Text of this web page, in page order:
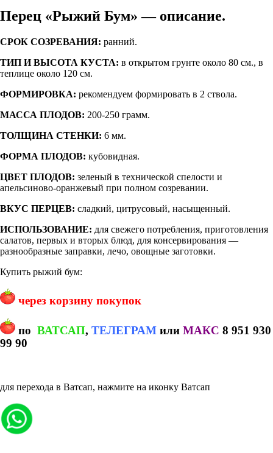
Перец «Рыжий Бум» — описание.
СРОК СОЗРЕВАНИЯ: ранний.
ТИП И ВЫСОТА КУСТА: в открытом грунте около 80 см., в
теплице около 120 см.
ФОРМИРОВКА: рекомендуем формировать в 2 ствола.
МАССА ПЛОДОВ: 200-250 грамм.
ТОЛЩИНА СТЕНКИ: 6 мм.
ФОРМА ПЛОДОВ: кубовидная.
ЦВЕТ ПЛОДОВ: зеленый в технической спелости и
апельсиново-оранжевый при полном созревании.
ВКУС ПЕРЦЕВ: сладкий, цитрусовый, насыщенный.
ИСПОЛЬЗОВАНИЕ: для свежего потребления, приготовления
салатов, первых и вторых блюд, для консервирования —
разнообразные заправки, лечо, овощные заготовки.
Купить рыжий бум:
через корзину покупок
по ВАТСАП, ТЕЛЕГРАМ или МАКС 8 951 930
99 90
для перехода в Ватсап, нажмите на иконку Ватсап